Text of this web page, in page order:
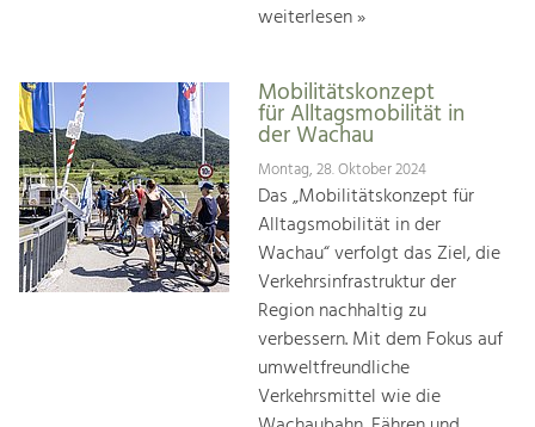
weiterlesen »
Mobilitätskonzept
für Alltagsmobilität in
der Wachau
Montag, 28. Oktober 2024
Das „Mobilitätskonzept für
Alltagsmobilität in der
Wachau“ verfolgt das Ziel, die
Verkehrsinfrastruktur der
Region nachhaltig zu
verbessern. Mit dem Fokus auf
umweltfreundliche
Verkehrsmittel wie die